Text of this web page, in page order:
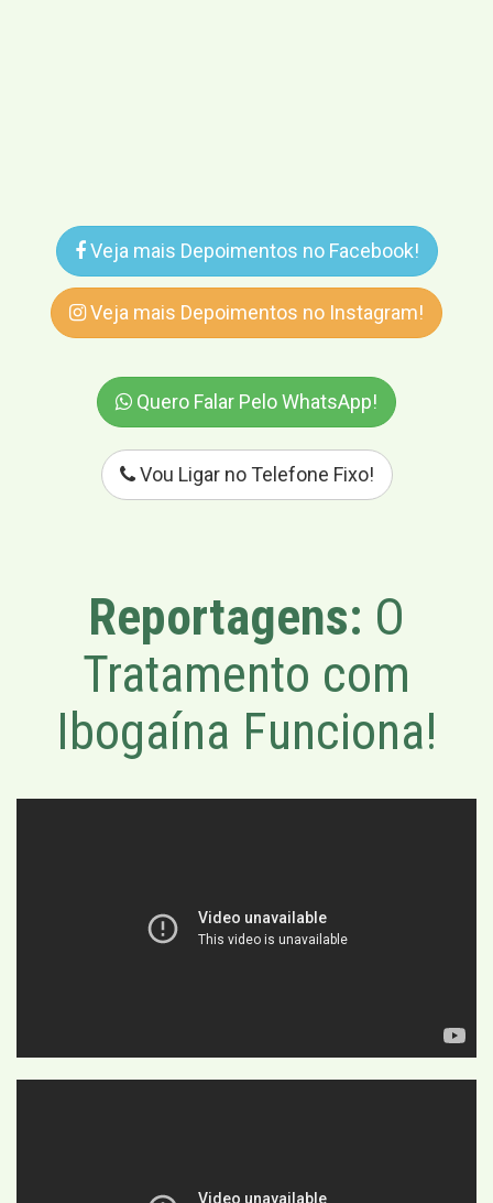
Veja mais Depoimentos no Facebook!
Veja mais Depoimentos no Instagram!
Quero Falar Pelo WhatsApp!
Vou Ligar no Telefone Fixo!
Reportagens: O
Tratamento com
Ibogaína Funciona!